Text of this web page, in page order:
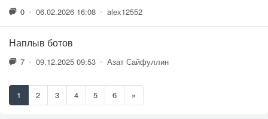
0 • 06.02.2026 16:08 • alex12552
Наплыв ботов
7 • 09.12.2025 09:53 • Азат Сайфуллин
1 2 3 4 5 6 »